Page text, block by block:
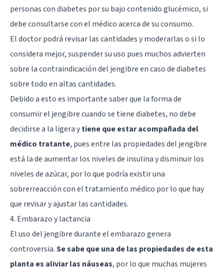
personas con diabetes por su bajo contenido glucémico, si
debe consultarse con el médico acerca de su consumo.
El doctor podrá revisar las cantidades y moderarlas o si lo
considera mejor, suspender su uso pues muchos advierten
sobre la contraindicación del jengibre en caso de diabetes
sobre todo en altas cantidades.
Debido a esto es importante saber que la forma de
consumir el jengibre cuando se tiene diabetes, no debe
decidirse a la ligera ytiene que estar acompañada del
médico tratante, pues entre las propiedades del jengibre
está la de aumentar los niveles de insulina y disminuir los
niveles de azúcar, por lo que podría existir una
sobrerreacción con el tratamiento médico por lo que hay
que revisar y ajustar las cantidades.
4. Embarazo y lactancia
El uso del jengibre durante el embarazo genera
controversia.Se sabe que una de las propiedades de esta
planta es aliviar las náuseas, por lo que muchas mujeres